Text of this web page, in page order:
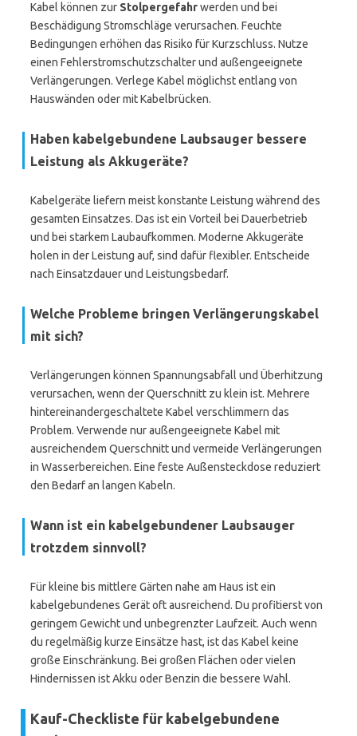
Kabel können zur Stolpergefahrwerden und bei
Beschädigung Stromschläge verursachen. Feuchte
Bedingungen erhöhen das Risiko für Kurzschluss. Nutze
einen Fehlerstromschutzschalter und außengeeignete
Verlängerungen. Verlege Kabel möglichst entlang von
Hauswänden oder mit Kabelbrücken.
Haben kabelgebundene Laubsauger bessere
Leistung als Akkugeräte?
Kabelgeräte liefern meist konstante Leistung während des
gesamten Einsatzes. Das ist ein Vorteil bei Dauerbetrieb
und bei starkem Laubaufkommen. Moderne Akkugeräte
holen in der Leistung auf, sind dafür flexibler. Entscheide
nach Einsatzdauer und Leistungsbedarf.
Welche Probleme bringen Verlängerungskabel
mit sich?
Verlängerungen können Spannungsabfall und Überhitzung
verursachen, wenn der Querschnitt zu klein ist. Mehrere
hintereinandergeschaltete Kabel verschlimmern das
Problem. Verwende nur außengeeignete Kabel mit
ausreichendem Querschnitt und vermeide Verlängerungen
in Wasserbereichen. Eine feste Außensteckdose reduziert
den Bedarf an langen Kabeln.
Wann ist ein kabelgebundener Laubsauger
trotzdem sinnvoll?
Für kleine bis mittlere Gärten nahe am Haus ist ein
kabelgebundenes Gerät oft ausreichend. Du profitierst von
geringem Gewicht und unbegrenzter Laufzeit. Auch wenn
du regelmäßig kurze Einsätze hast, ist das Kabel keine
große Einschränkung. Bei großen Flächen oder vielen
Hindernissen ist Akku oder Benzin die bessere Wahl.
Kauf-Checkliste für kabelgebundene